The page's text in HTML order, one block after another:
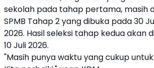
sekolah pada tahap pertama, masih
SPMB Tahap 2 yang dibuka pada 30
2026. Hasil seleksi tahap kedua akan
10 Juli 2026.
"Masih punya waktu yang cukup